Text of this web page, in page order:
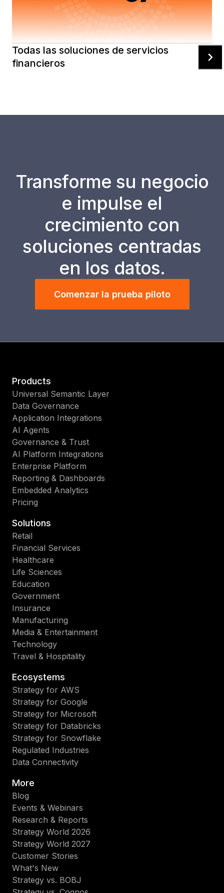
Financial Services Retail
Todas las soluciones de servicios
financieros
Transforme su negocio
e impulse el
crecimiento con
soluciones centradas
en los datos.
Comenzar la prueba piloto
Products
Universal Semantic Layer
Data Governance
Application Integrations
AI Agents
Governance & Trust
AI Platform Integrations
Enterprise Platform
Reporting & Dashboards
Embedded Analytics
Pricing
Solutions
Retail
Financial Services
Healthcare
Life Sciences
Education
Government
Insurance
Manufacturing
Media & Entertainment
Technology
Travel & Hospitality
Ecosystems
Strategy for AWS
Strategy for Google
Strategy for Microsoft
Strategy for Databricks
Strategy for Snowflake
Regulated Industries
Data Connectivity
More
Blog
Events & Webinars
Research & Reports
Strategy World 2026
Strategy World 2027
Customer Stories
What's New
Strategy vs. BOBJ